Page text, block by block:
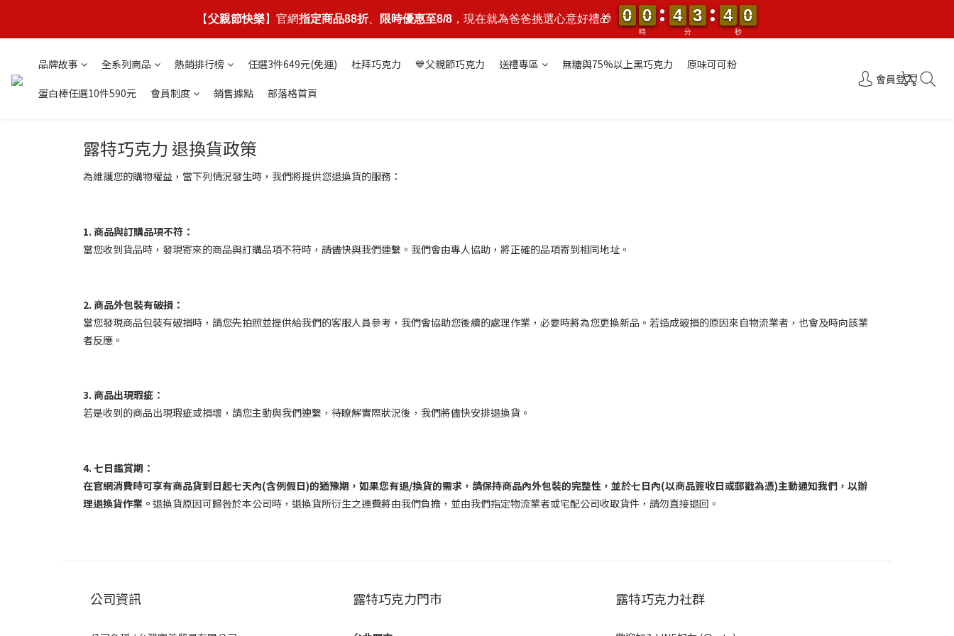
品牌故事 全系列商品 熱銷排行榜 任選3件649元(免運) 杜拜巧克力 💙父親節巧克力 送禮專區 無糖與75%以上黑巧克力 原味可可粉
蛋白棒任選10件590元 會員制度 銷售據點 部落格首頁
會員登入
露特巧克力 退換貨政策
為維護您的購物權益，當下列情況發生時，我們將提供您退換貨的服務：
1. 商品與訂購品項不符：
當您收到貨品時，發現寄來的商品與訂購品項不符時，請儘快與我們連繫。我們會由專人協助，將正確的品項寄到相同地址。
2. 商品外包裝有破損：
當您發現商品包裝有破損時，請您先拍照並提供給我們的客服人員參考，我們會協助您後續的處理作業，必要時將為您更換新品。若造成破損的原因來自物流業者，也會及時向該業
者反應。
3. 商品出現瑕疵：
若是收到的商品出現瑕疵或損壞，請您主動與我們連繫，待瞭解實際狀況後，我們將儘快安排退換貨。
4. 七日鑑賞期：
在官網消費時可享有商品貨到日起七天內(含例假日)的猶豫期，如果您有退/換貨的需求，請保持商品內外包裝的完整性，並於七日內(以商品簽收日或郵戳為憑)主動通知我們，以辦
理退換貨作業。 退換貨原因可歸咎於本公司時，退換貨所衍生之運費將由我們負擔，並由我們指定物流業者或宅配公司收取貨件，請勿直接退回。
公司資訊 露特巧克力門市 露特巧克力社群
【父親節快樂】官網指定商品88折、 限時優惠至8/8，現在就為爸爸挑選心意好禮🎁
時
0
0
0
0 0
0
0
0
分
4
4
4
4 3
3
3
3
秒
4
4
4
4 0
0
0
0
0
0